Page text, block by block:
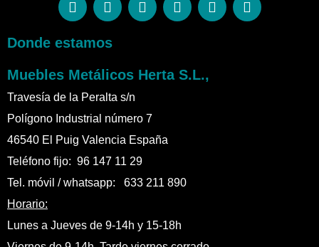
Donde estamos
Muebles Metálicos Herta S.L.,
Travesía de la Peralta s/n
Polígono Industrial número 7
46540 El Puig Valencia España
Teléfono fijo: 96 147 11 29
Tel. móvil / whatsapp: 633 211 890
Horario:
Lunes a Jueves de 9-14h y 15-18h